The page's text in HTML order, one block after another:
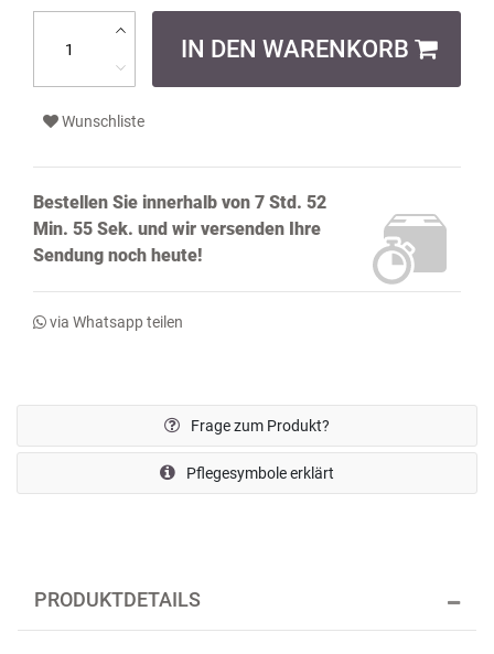
IN DEN WARENKORB
Wunschliste
Bestellen Sie innerhalb von 7 Std. 52
Min. 54 Sek. und wir versenden Ihre
Sendung noch heute!
via Whatsapp teilen
Frage zum Produkt?
Pflegesymbole erklärt
PRODUKTDETAILS